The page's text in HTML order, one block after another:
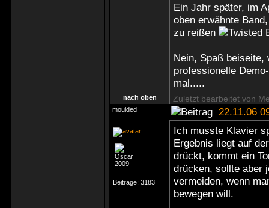
Ein Jahr später, im
oben erwähnte
zu reißen
Nein, Spaß beiseite,
professionelle
mal.....
nach oben Zuletzt bearbeitet von
moulded 22.11.06
Beiträge: 3183
Ich musste Klavier
Ergebnis liegt auf
drückt, kommt ein
drücken, sollte aber
vermeiden, wenn
bewegen will.